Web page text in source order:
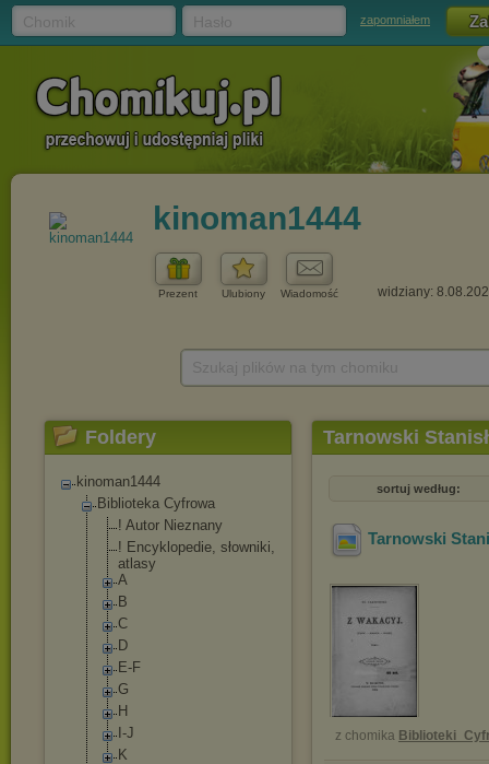
zapomniałem
kinoman1444
Prezent Ulubiony Wiadomość widziany:
Foldery
kinoman1444
Biblioteka Cyfrowa
! Autor Nieznany
! Encyklopedie, słowniki,
atlasy
A
B
C
D
E-F
G
H
I-J
K
Tarnowski
sortuj według:
Tarnowski
z chomika